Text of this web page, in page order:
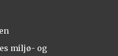
miljø- og